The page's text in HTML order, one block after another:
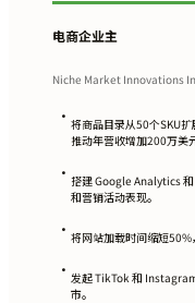
电商企业主
Niche Market Innovations
• 将商品目录从50个SKU
推动年营收增加200万美
• 搭建 Google Analytics
和营销活动表现。
• 将网站加载时间缩短50%
• 发起 TikTok 和
市。